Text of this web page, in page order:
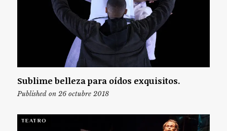
Sublime belleza para oídos exquisitos.
Published on 26 octubre 2018
TEATRO